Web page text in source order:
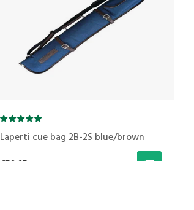
Laperti cue bag 2B-2S blue/brown
€59,95